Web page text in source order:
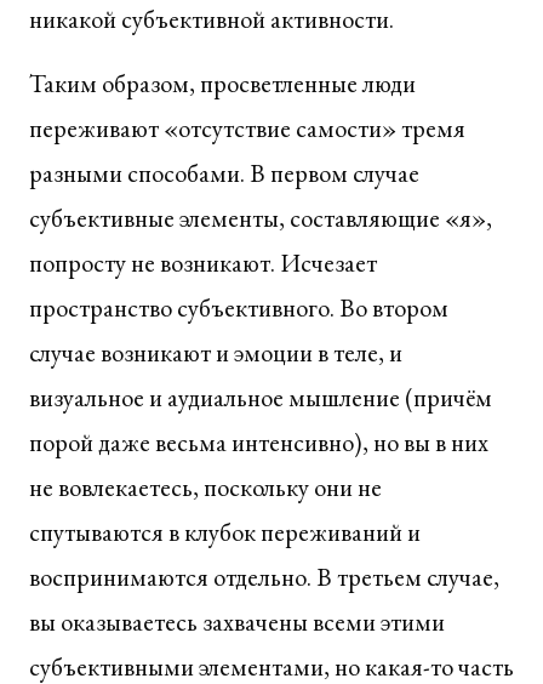
никакой субъективной активности.
Таким образом, просветленные люди
переживают «отсутствие самости» тремя
разными способами. В первом случае
субъективные элементы, составляющие «я»,
попросту не возникают. Исчезает
пространство субъективного. Во втором
случае возникают и эмоции в теле, и
визуальное и аудиальное мышление (причём
порой даже весьма интенсивно), но вы в них
не вовлекаетесь, поскольку они не
спутываются в клубок переживаний и
воспринимаются отдельно. В третьем случае,
вы оказываетесь захвачены всеми этими
субъективными элементами, но какая-то часть